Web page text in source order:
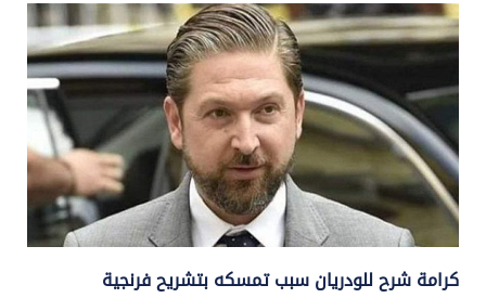
الموفد الفرنسي ...
كرامة شرح للودريان سبب تمسكه بتشريح فرنجية